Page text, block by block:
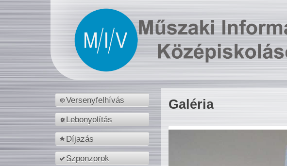
Versenyfelhívás
Lebonyolítás
Díjazás
Szponzorok
Galéria